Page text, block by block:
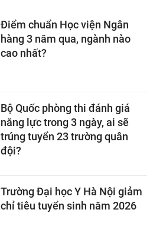
Điểm chuẩn Học viện Ngân
hàng 3 năm qua, ngành nào
cao nhất?
Bộ Quốc phòng thi đánh giá
năng lực trong 3 ngày, ai sẽ
trúng tuyển 23 trường quân
đội?
Trường Đại học Y Hà Nội giảm
chỉ tiêu tuyển sinh năm 2026